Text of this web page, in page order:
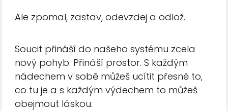
Ale zpomal, zastav, odevzdej a odlož.
Soucit přináší do našeho systému zcela
nový pohyb. Přináší prostor. S každým
nádechem v sobě můžeš ucítit přesně to,
co tu je a s každým výdechem to můžeš
obejmout láskou.